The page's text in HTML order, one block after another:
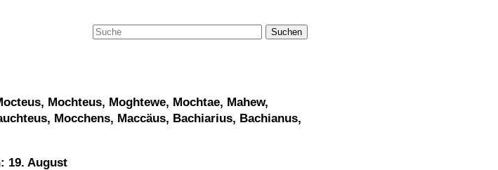
Suchen
Mochteus, Moghtewe, Mochtae, Mahew,
Mocchens, Maccäus, Bachiarius, Bachianus,
19. August